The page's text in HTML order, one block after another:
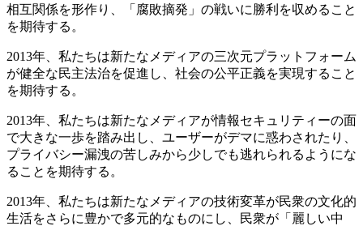
相互関係を形作り、「腐敗摘発」の戦いに勝利を収めること
を期待する。
2013年、私たちは新たなメディアの三次元プラットフォーム
が健全な民主法治を促進し、社会の公平正義を実現すること
を期待する。
2013年、私たちは新たなメディアが情報セキュリティーの面
で大きな一歩を踏み出し、ユーザーがデマに惑わされたり、
プライバシー漏洩の苦しみから少しでも逃れられるようにな
ることを期待する。
2013年、私たちは新たなメディアの技術変革が民衆の文化的
生活をさらに豊かで多元的なものにし、民衆が「麗しい中